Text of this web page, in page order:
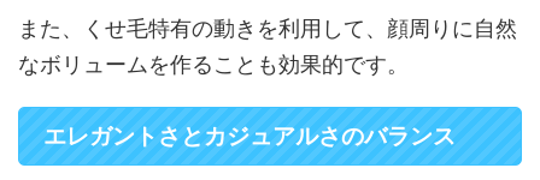
また、くせ毛特有の動きを利用して、顔周りに自然
なボリュームを作ることも効果的です。
エレガントさとカジュアルさのバランス